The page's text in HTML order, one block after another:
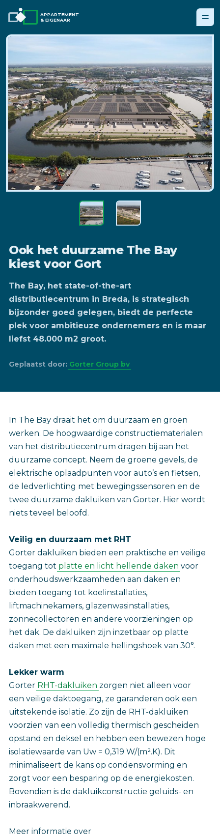
APPARTEMENT
& EIGENAAR
Ook het duurzame The Bay
kiest voor Gort
The Bay, het state-of-the-art
distributiecentrum in Breda, is strategisch
bijzonder goed gelegen, biedt de perfecte
plek voor ambitieuze ondernemers en is maar
liefst 48.000 m2 groot.
Geplaatst door: Gorter Group bv
In The Bay draait het om duurzaam en groen
werken. De hoogwaardige constructiematerialen
van het distributiecentrum dragen bij aan het
duurzame concept. Neem de groene gevels, de
elektrische oplaadpunten voor auto’s en fietsen,
de ledverlichting met bewegingssensoren en de
twee duurzame dakluiken van Gorter. Hier wordt
niets teveel beloofd.
Veilig en duurzaam met RHT
Gorter dakluiken bieden een praktische en veilige
toegang tot platte en licht hellende daken voor
onderhoudswerkzaamheden aan daken en
bieden toegang tot koelinstallaties,
liftmachinekamers, glazenwasinstallaties,
zonnecollectoren en andere voorzieningen op
het dak. De dakluiken zijn inzetbaar op platte
daken met een maximale hellingshoek van 30°.
Lekker warm
Gorter RHT-dakluiken zorgen niet alleen voor
een veilige daktoegang, ze garanderen ook een
uitstekende isolatie. Zo zijn de RHT-dakluiken
voorzien van een volledig thermisch gescheiden
opstand en deksel en hebben een bewezen hoge
isolatiewaarde van Uw = 0,319 W/(m².K). Dit
minimaliseert de kans op condensvorming en
zorgt voor een besparing op de energiekosten.
Bovendien is de dakluikconstructie geluids- en
inbraakwerend.
Meer informatie over